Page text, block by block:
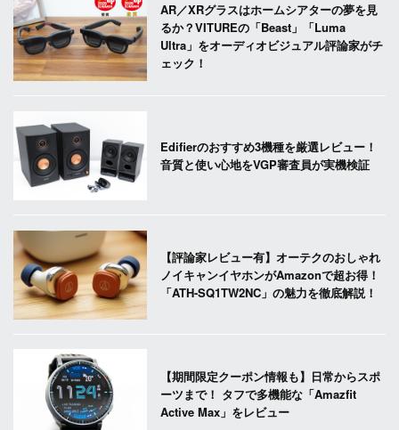
AR／XRグラスはホームシアターの夢を見
るか？VITUREの「Beast」「Luma
Ultra」をオーディオビジュアル評論家がチ
ェック！
Edifierのおすすめ3機種を厳選レビュー！
音質と使い心地をVGP審査員が実機検証
【評論家レビュー有】オーテクのおしゃれ
ノイキャンイヤホンがAmazonで超お得！
「ATH-SQ1TW2NC」の魅力を徹底解説！
【期間限定クーポン情報も】日常からスポ
ーツまで！ タフで多機能な「Amazfit
Active Max」をレビュー